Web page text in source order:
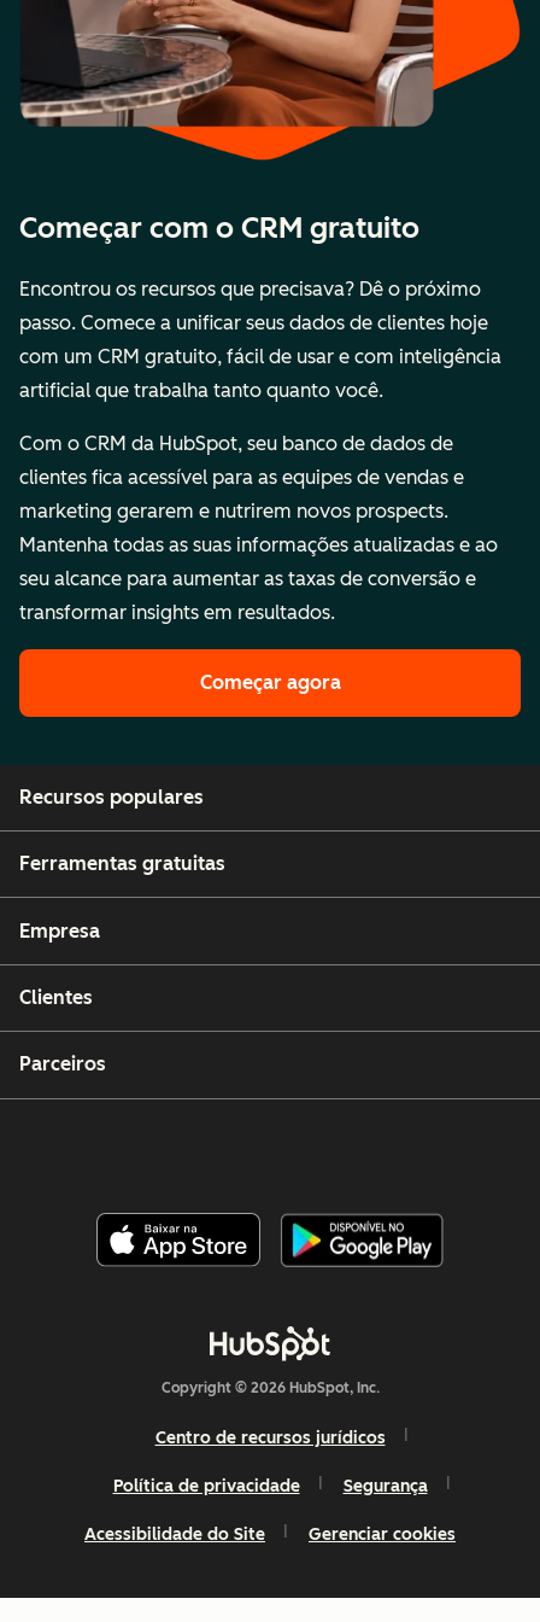
Começar com o CRM gratuito
Encontrou os recursos que precisava? Dê o próximo
passo. Comece a unificar seus dados de clientes hoje
com um CRM gratuito, fácil de usar e com inteligência
artificial que trabalha tanto quanto você.
Com o CRM da HubSpot, seu banco de dados de
clientes fica acessível para as equipes de vendas e
marketing gerarem e nutrirem novos prospects.
Mantenha todas as suas informações atualizadas e ao
seu alcance para aumentar as taxas de conversão e
transformar insights em resultados.
Começar agora
Recursos populares
Ferramentas gratuitas
Empresa
Clientes
Parceiros
Copyright © 2026 HubSpot, Inc.
Centro de recursos jurídicos
Política de privacidade Segurança
Acessibilidade do Site Gerenciar cookies